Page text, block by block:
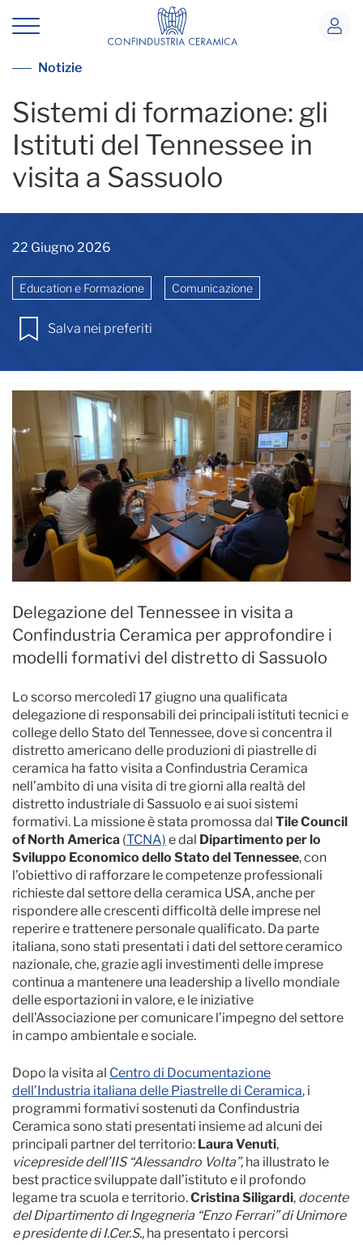
Istituti Tennessee in visita
Vai alla lista notizie
Notizie
Sistemi di formazione: gli
Istituti del Tennessee in
visita a Sassuolo
22 Giugno 2026
Education e Formazione Comunicazione
Salva nei preferiti
Delegazione del Tennessee in visita a
Confindustria Ceramica per approfondire i
modelli formativi del distretto di Sassuolo
Lo scorso mercoledì 17 giugno una qualificata
delegazione di responsabili dei principali istituti tecnici e
college dello Stato del Tennessee, dove si concentra il
distretto americano delle produzioni di piastrelle di
ceramica ha fatto visita a Confindustria Ceramica
nell’ambito di una visita di tre giorni alla realtà del
distretto industriale di Sassuolo e ai suoi sistemi
formativi. La missione è stata promossa dal Tile Council
of North America (TCNA) e dal Dipartimento per lo
Sviluppo Economico dello Stato del Tennessee, con
l’obiettivo di rafforzare le competenze professionali
richieste dal settore della ceramica USA, anche per
rispondere alle crescenti difficoltà delle imprese nel
reperire e trattenere personale qualificato. Da parte
italiana, sono stati presentati i dati del settore ceramico
nazionale, che, grazie agli investimenti delle imprese
continua a mantenere una leadership a livello mondiale
delle esportazioni in valore, e le iniziative
dell’Associazione per comunicare l’impegno del settore
in campo ambientale e sociale.
Dopo la visita al Centro di Documentazione
dell’Industria italiana delle Piastrelle di Ceramica, i
programmi formativi sostenuti da Confindustria
Ceramica sono stati presentati insieme ad alcuni dei
principali partner del territorio: Laura Venuti,
vicepreside dell’IIS “Alessandro Volta”, ha illustrato le
best practice sviluppate dall’istituto e il profondo
legame tra scuola e territorio.Cristina Siligardi, docente
del Dipartimento di Ingegneria “Enzo Ferrari” di Unimore
e presidente di I.Cer.S., ha presentato i percorsi